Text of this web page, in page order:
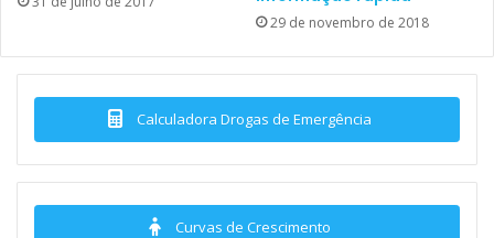
29 de novembro de 2018
Calculadora Drogas de Emergência
Curvas de Crescimento